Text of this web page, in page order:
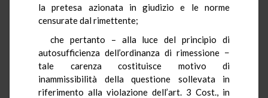
la pretesa azionata in giudizio e le norme
censurate dal rimettente;
che pertanto – alla luce del principio di
autosufficienza dell’ordinanza di rimessione −
tale carenza costituisce motivo di
inammissibilità della questione sollevata in
riferimento alla violazione dell’art. 3 Cost., in